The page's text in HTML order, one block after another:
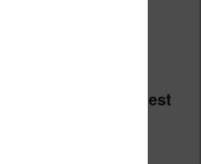
avec une
d’ebooks qui
les
comme c’est
Apple.